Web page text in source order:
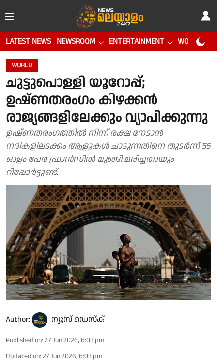
LATEST NEWS NEWSROOM ENTERTAINMENT WORLD CUP
WORLD
ചുട്ടുപൊള്ളി യൂറോപ്പ്;
ഉഷ്ണതരംഗം കിഴക്കൻ
രാജ്യങ്ങളിലേക്കും വ്യാപിക്കുന്നു
ഉഷ്ണതരംഗത്തിൽ നിന്ന് രക്ഷ നേടാൻ
നദികളിലടക്കം ആളുകൾ ചാടുന്നതിനെ തുടർന്ന് 55
ഓളം പേർ ഫ്രാൻസിൽ മുങ്ങി മരിച്ചതായും
റിപ്പോർട്ടുണ്ട്.
Author: ന്യൂസ് ഡെസ്ക്
Published on: 27 Jun 2026, 6:03 pm
Updated on: 27 Jun 2026, 6:03 pm